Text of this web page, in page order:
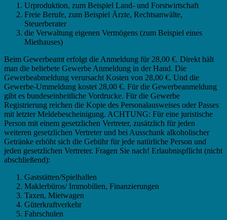
Urproduktion, zum Beispiel Land- und Forstwirtschaft
Freie Berufe, zum Beispiel Ärzte, Rechtsanwälte,
Steuerberater
die Verwaltung eigenen Vermögens (zum Beispiel eines
Miethauses)
Beim Gewerbeamt erfolgt die Anmeldung für 28,00 €. Direkt hält
man die beliebete Gewerbe Anmeldung in der Hand. Die
Gewerbeabmeldung verursacht Kosten von 28,00 €. Und die
Gewerbe-Ummeldung kostet 28,00 €. Für die Gewerbeanmeldung
gibt es bundeseinheitliche Vordrucke. Für die Gewerbe
Registrierung reichen die Kopie des Personalausweises oder Passes
mit letzter Meldebescheinigung. ACHTUNG: Für eine juristische
Person mit einem gesetzlichen Vertreter, zusätzlich für jeden
weiteren gesetzlichen Vertreter und bei Ausschank alkoholischer
Getränke erhöht sich die Gebühr für jede natürliche Person und
jeden gesetzlichen Vertreter. Fragen Sie nach! Erlaubnispflicht (nicht
abschließend):
Gaststätten/Spielhallen
Maklerbüros/ Immobilien, Finanzierungen
Taxen, Mietwagen
Güterkraftverkehr
Fahrschulen